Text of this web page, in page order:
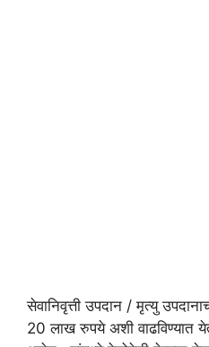
सेवानिवृत्ती उपदान / मृत्यु
20 लाख रुपये अशी वाढविण्यात